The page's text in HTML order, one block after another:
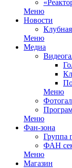
Меню
Новости
Меню
Медиа
Меню
Меню
Фан-зона
Группа
ФАН
Меню
Магазин